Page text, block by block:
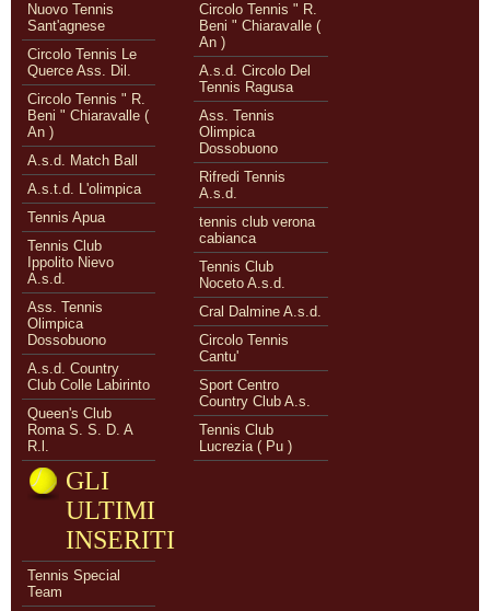
Nuovo Tennis
Sant'agnese
Circolo Tennis Le
Querce Ass. Dil.
Circolo Tennis " R.
Beni " Chiaravalle (
An )
A.s.d. Match Ball
A.s.t.d. L'olimpica
Tennis Apua
Tennis Club
Ippolito Nievo
A.s.d.
Ass. Tennis
Olimpica
Dossobuono
A.s.d. Country
Club Colle Labirinto
Queen's Club
Roma S. S. D. A
R.l.
Circolo Tennis " R.
Beni " Chiaravalle (
An )
A.s.d. Circolo Del
Tennis Ragusa
Ass. Tennis
Olimpica
Dossobuono
Rifredi Tennis
A.s.d.
tennis club verona
cabianca
Tennis Club
Noceto A.s.d.
Cral Dalmine A.s.d.
Circolo Tennis
Cantu'
Sport Centro
Country Club A.s.
Tennis Club
Lucrezia ( Pu )
GLI
ULTIMI
INSERITI
Tennis Special
Team